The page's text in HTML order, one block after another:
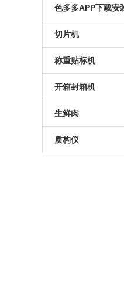
荧光法色多多视
食品色多多视频
便携式色多多视
进口色多多视频
药品色多多视频
无损色多多视频
无损色多多在线
荧光法色多多在
在线色多多在线
食品包装色多多
药品包装色多多
机械旋钮式气体混
数字式气体混配器
食品包装气体混配
透湿仪
透过率测试仪
在线检漏仪
包装检漏仪
无损包装检漏仪
食品包装检漏仪
色多多APP下载安
预制菜食品色多
气调色多多APP下
真空贴体色多多
真空色多多APP下
预制托盒色多多
切片机
全自动切片机
手动切片机
称重贴标机
入门级称重贴标机
高性能称重贴标机
开箱封箱机
套袋机
生鲜肉
生鲜肉气调包装
质构仪